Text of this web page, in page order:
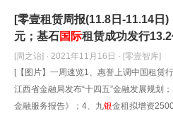
[零壹租赁周报(11.8日-11.14日)
元；基石国际租赁成功发行
[周之诒] · 2021年11月16日 · [零壹智库]
[【图片】一周速览1、惠誉上调中国租赁
江西省金融局发布“十四五”金融发展规划
金融服务报告》；4、九银金租拟增资